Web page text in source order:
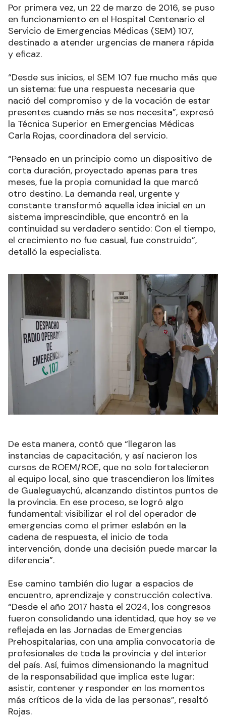
Por primera vez, un 22 de marzo de 2016, se puso
en funcionamiento en el Hospital Centenario el
Servicio de Emergencias Médicas (SEM) 107,
destinado a atender urgencias de manera rápida
y eficaz.
“Desde sus inicios, el SEM 107 fue mucho más que
un sistema: fue una respuesta necesaria que
nació del compromiso y de la vocación de estar
presentes cuando más se nos necesita”, expresó
la Técnica Superior en Emergencias Médicas
Carla Rojas, coordinadora del servicio.
“Pensado en un principio como un dispositivo de
corta duración, proyectado apenas para tres
meses, fue la propia comunidad la que marcó
otro destino. La demanda real, urgente y
constante transformó aquella idea inicial en un
sistema imprescindible, que encontró en la
continuidad su verdadero sentido: Con el tiempo,
el crecimiento no fue casual, fue construido”,
detalló la especialista.
De esta manera, contó que “llegaron las
instancias de capacitación, y así nacieron los
cursos de ROEM/ROE, que no solo fortalecieron
al equipo local, sino que trascendieron los límites
de Gualeguaychú, alcanzando distintos puntos de
la provincia. En ese proceso, se logró algo
fundamental: visibilizar el rol del operador de
emergencias como el primer eslabón en la
cadena de respuesta, el inicio de toda
intervención, donde una decisión puede marcar la
diferencia”.
Ese camino también dio lugar a espacios de
encuentro, aprendizaje y construcción colectiva.
“Desde el año 2017 hasta el 2024, los congresos
fueron consolidando una identidad, que hoy se ve
reflejada en las Jornadas de Emergencias
Prehospitalarias, con una amplia convocatoria de
profesionales de toda la provincia y del interior
del país. Así, fuimos dimensionando la magnitud
de la responsabilidad que implica este lugar:
asistir, contener y responder en los momentos
más críticos de la vida de las personas”, resaltó
Rojas.